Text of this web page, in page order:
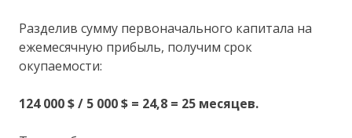
Разделив сумму первоначального капитала на
ежемесячную прибыль, получим срок
окупаемости:
124 000 $ / 5 000 $ = 24,8 = 25 месяцев.